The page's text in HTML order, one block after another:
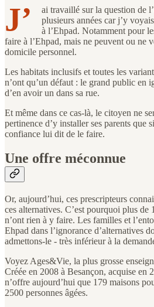
J’
ai travaillé sur la question de
plusieurs années car j’y
à l’Ehpad. Notamment pour
faire à l’Ehpad, mais ne peuvent ou ne
domicile personnel.
Les habitats inclusifs et toutes les
n’ont qu’un défaut : le grand public en
d’en avoir un dans sa rue.
Et même dans ce cas-là, le citoyen ne
pertinence d’y installer ses parents que
confiance lui dit de le faire.
Une offre méconnue
Or, aujourd’hui, ces prescripteurs
ces alternatives. C’est pourquoi plus de
n’ont rien à y faire. Les familles et
Ehpad dans l’ignorance d’alternatives
admettons-le - très inférieur à la
Voyez Ages&Vie, la plus grosse
Créée en 2008 à Besançon, acquise en
n’offre aujourd’hui que 179 maisons
2500 personnes âgées.